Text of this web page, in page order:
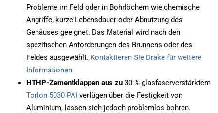
Probleme im Feld oder in Bohrlöchern wie chemische
Angriffe, kurze Lebensdauer oder Abnutzung des
Gehäuses geeignet. Das Material wird nach den
spezifischen Anforderungen des Brunnens oder des
Feldes ausgewählt. Kontaktieren Sie Drake für weitere
Informationen.
HTHP-Zementklappen aus zu 30 % glasfaserverstärktem
Torlon 5030 PAI verfügen über die Festigkeit von
Aluminium, lassen sich jedoch problemlos bohren.